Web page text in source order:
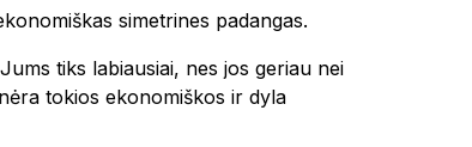
simetrines padangas.
tiks labiausiai, nes jos geriau nei
tokios ekonomiškos ir dyla